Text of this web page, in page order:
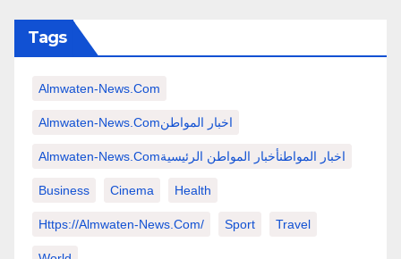
Tags
Almwaten-News.com
Almwaten-News.comاخبار المواطن
Almwaten-News.comاخبار المواطنأخبار المواطن الرئيسية
Business Cinema Health
Https://almwaten-News.com/ Sport Travel